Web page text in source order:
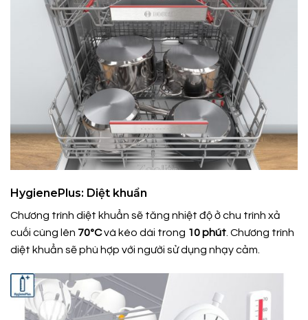
HygienePlus: Diệt khuẩn
Chương trình diệt khuẩn sẽ tăng nhiệt độ ở chu trình xả
cuối cùng lên 70ºCvà kéo dài trong 10 phút . Chương trình
diệt khuẩn sẽ phù hợp với người sử dụng nhạy cảm.